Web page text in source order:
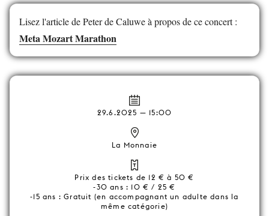
Lisez l'article de Peter de Caluwe à propos de ce concert :
Meta Mozart Marathon
29.6.2025 — 15:00
La Monnaie
Prix des tickets de 12 € à 50 €
-30 ans : 10 € / 25 €
-15 ans : Gratuit (en accompagnant un adulte dans la
même catégorie)